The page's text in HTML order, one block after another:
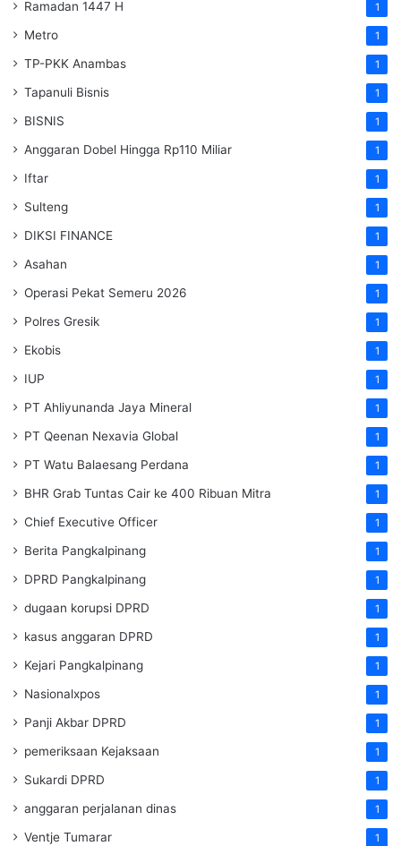
Ramadan 1447 H 1
Metro 1
TP-PKK Anambas 1
Tapanuli Bisnis 1
BISNIS 1
Anggaran Dobel Hingga Rp110 Miliar 1
Iftar 1
Sulteng 1
DIKSI FINANCE 1
Asahan 1
Operasi Pekat Semeru 2026 1
Polres Gresik 1
Ekobis 1
IUP 1
PT Ahliyunanda Jaya Mineral 1
PT Qeenan Nexavia Global 1
PT Watu Balaesang Perdana 1
BHR Grab Tuntas Cair ke 400 Ribuan Mitra 1
Chief Executive Officer 1
Berita Pangkalpinang 1
DPRD Pangkalpinang 1
dugaan korupsi DPRD 1
kasus anggaran DPRD 1
Kejari Pangkalpinang 1
Nasionalxpos 1
Panji Akbar DPRD 1
pemeriksaan Kejaksaan 1
Sukardi DPRD 1
anggaran perjalanan dinas 1
Ventje Tumarar 1